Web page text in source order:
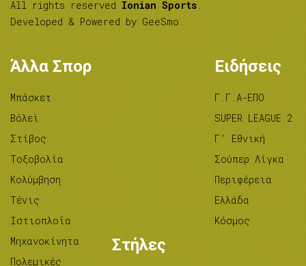
All rights reserved Ionian Sports .
Developed & Powered by GeeSmo .
Άλλα Σπορ
Μπάσκετ
Βόλεϊ
Στίβος
Tοξοβολία
Κολύμβηση
Τένις
Ιστιοπλοΐα
Μηχανοκίνητα
Πολεμικές
Ειδήσεις
Γ.Γ.Α-ΕΠΟ
SUPER LEAGUE 2
Γ’ Εθνική
Σούπερ Λίγκα
Περιφέρεια
Ελλάδα
Κόσμος
Στήλες